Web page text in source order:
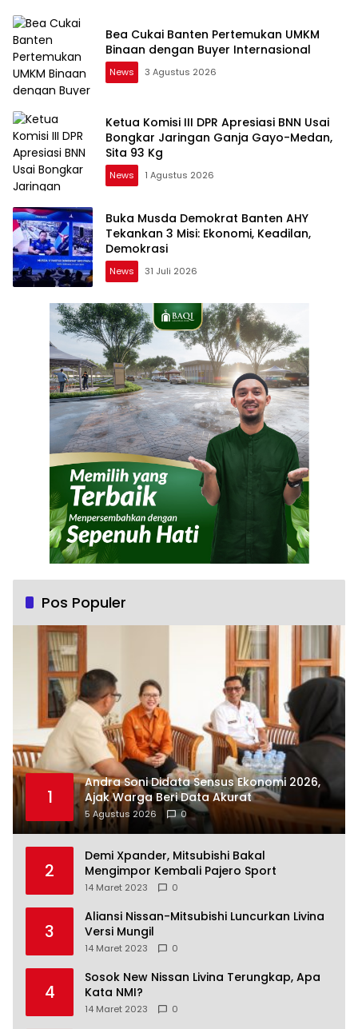
Bea Cukai Banten Pertemukan UMKM
Binaan dengan Buyer Internasional
News 3 Agustus 2026
Ketua Komisi III DPR Apresiasi BNN Usai
Bongkar Jaringan Ganja Gayo-Medan,
Sita 93 Kg
News 1 Agustus 2026
Buka Musda Demokrat Banten AHY
Tekankan 3 Misi: Ekonomi, Keadilan,
Demokrasi
News 31 Juli 2026
Pos Populer
1
Andra Soni Didata Sensus Ekonomi 2026,
Ajak Warga Beri Data Akurat
5 Agustus 2026 0
2
Demi Xpander, Mitsubishi Bakal
Mengimpor Kembali Pajero Sport
14 Maret 2023 0
3
Aliansi Nissan-Mitsubishi Luncurkan Livina
Versi Mungil
14 Maret 2023 0
4
Sosok New Nissan Livina Terungkap, Apa
Kata NMI?
14 Maret 2023 0